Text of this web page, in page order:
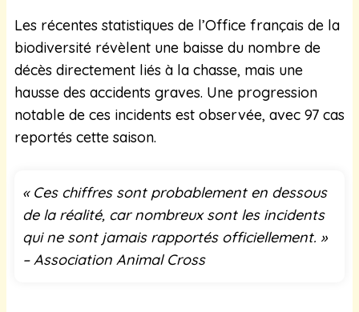
Les récentes statistiques de l’Office français de la
biodiversité révèlent une baisse du nombre de
décès directement liés à la chasse, mais une
hausse des accidents graves. Une progression
notable de ces incidents est observée, avec 97 cas
reportés cette saison.
« Ces chiffres sont probablement en dessous
de la réalité, car nombreux sont les incidents
qui ne sont jamais rapportés officiellement. »
– Association Animal Cross